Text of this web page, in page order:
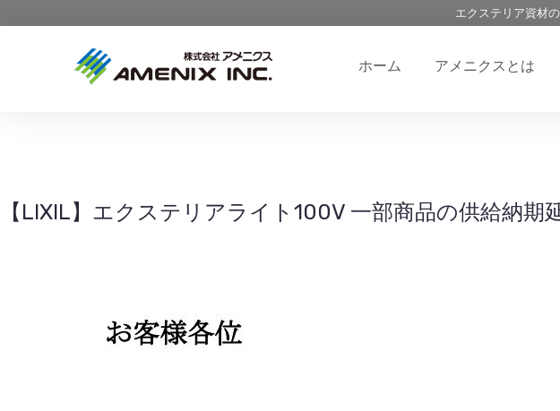
エクステリア資材
ホーム アメニクスとは
【LIXIL】エクステリアライト100V 一部商品の供給納期